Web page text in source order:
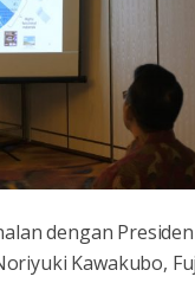
dengan
Kawakubo,